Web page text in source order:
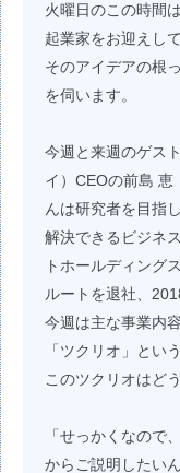
火曜日のこの時間
起業家をお迎えして
そのアイデアの根
を伺います。
今週と来週のゲス
イ）CEOの前島 恵
んは研究者を目指
解決できるビジネ
トホールディング
ルートを退社、
今週は主な事業内
「ツクリオ」とい
このツクリオはど
「せっかくなので
からご説明したい